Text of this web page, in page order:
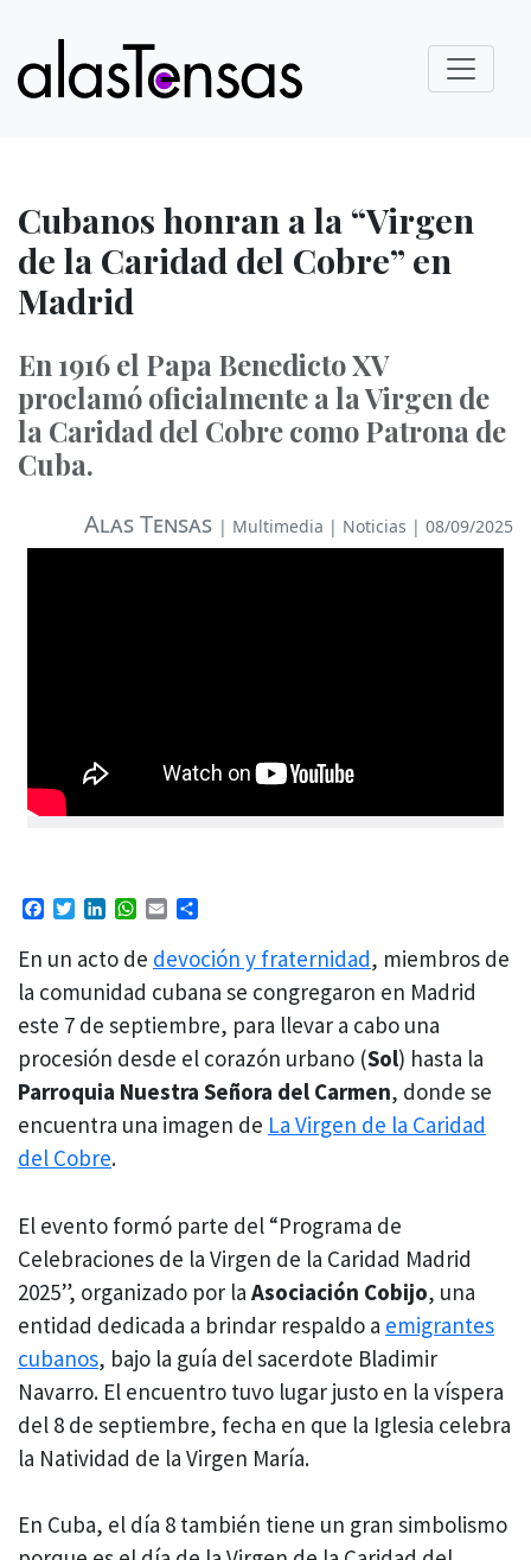
Cubanos honran a la “Virgen
de la Caridad del Cobre” en
Madrid
En 1916 el Papa Benedicto XV
proclamó oficialmente a la Virgen de
la Caridad del Cobre como Patrona de
Cuba.
Alas Tensas | Multimedia | Noticias | 08/09/2025
Facebook
TwitterLinkedIn
WhatsApp
Email
En un acto de devoción y fraternidad, miembros de
la comunidad cubana se congregaron en Madrid
este 7 de septiembre, para llevar a cabo una
procesión desde el corazón urbano (Sol) hasta la
Parroquia Nuestra Señora del Carmen, donde se
encuentra una imagen de La Virgen de la Caridad
del Cobre.
El evento formó parte del “Programa de
Celebraciones de la Virgen de la Caridad Madrid
2025”, organizado por la Asociación Cobijo, una
entidad dedicada a brindar respaldo a emigrantes
cubanos, bajo la guía del sacerdote Bladimir
Navarro. El encuentro tuvo lugar justo en la víspera
del 8 de septiembre, fecha en que la Iglesia celebra
la Natividad de la Virgen María.
En Cuba, el día 8 también tiene un gran simbolismo